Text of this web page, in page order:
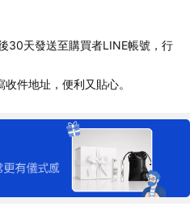
30天發送至購買者LINE帳號，行
件地址，便利又貼心。